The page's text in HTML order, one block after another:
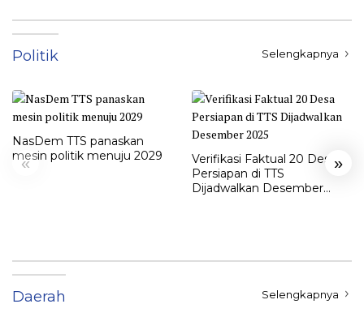
Politik Selengkapnya
« »
NasDem TTS panaskan
mesin politik menuju 2029
Verifikasi Faktual 20 Desa
Persiapan di TTS
Dijadwalkan Desember
Daerah Selengkapnya